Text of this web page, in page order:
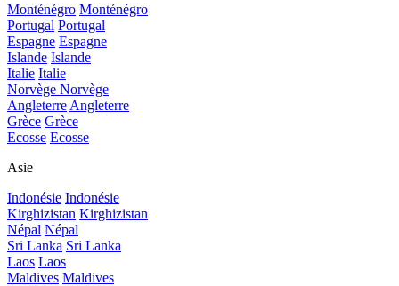
Monténégro Monténégro
Portugal Portugal
Espagne Espagne
Islande Islande
Italie Italie
Norvège Norvège
Angleterre Angleterre
Grèce Grèce
Ecosse Ecosse
Asie
Indonésie Indonésie
Kirghizistan Kirghizistan
Népal Népal
Sri Lanka Sri Lanka
Laos Laos
Maldives Maldives